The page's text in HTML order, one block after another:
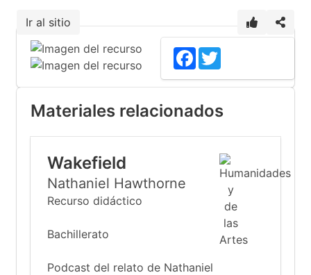
Ir al sitio
Facebook
Materiales relacionados
Wakefield
Nathaniel Hawthorne
Recurso didáctico
Bachillerato
Podcast del relato de Nathaniel